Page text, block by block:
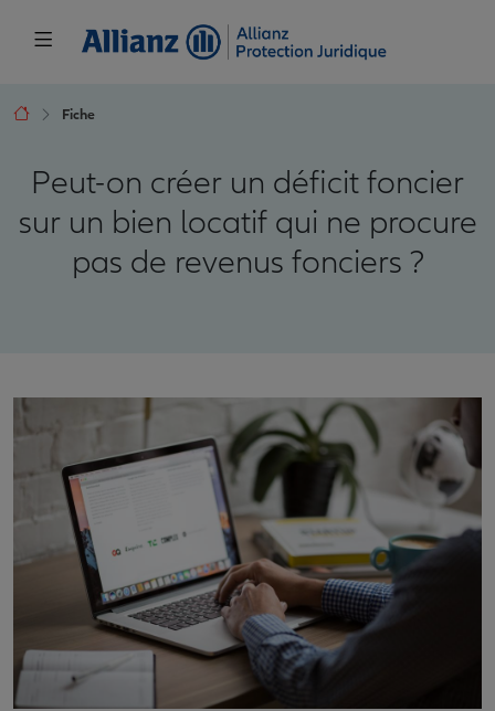
Fiche
Peut-on créer un déficit foncier
sur un bien locatif qui ne procure
pas de revenus fonciers ?